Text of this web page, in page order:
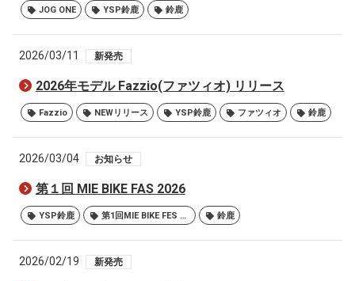
JOG ONE YSP鈴鹿 鈴鹿
2026/03/11 新発売
2026年モデル Fazzio(ファツィオ) リリース
Fazzio NEWリリース YSP鈴鹿 ファツィオ 鈴鹿
2026/03/04 お知らせ
第１回 MIE BIKE FAS 2026
YSP鈴鹿 第1回MIE BIKE FES 2026 鈴鹿
2026/02/19 新発売